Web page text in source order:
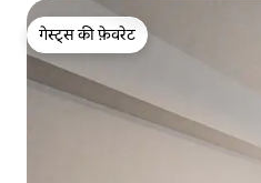
गेस्ट्स की फ़ेवरेट
गेस्ट्स की फ़ेवरेट